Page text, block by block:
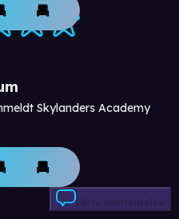
Skylanders Academy
Skriv anmeldelse